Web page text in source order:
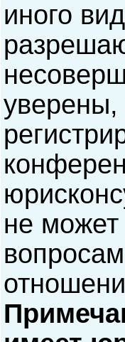
иного
уверены,
не